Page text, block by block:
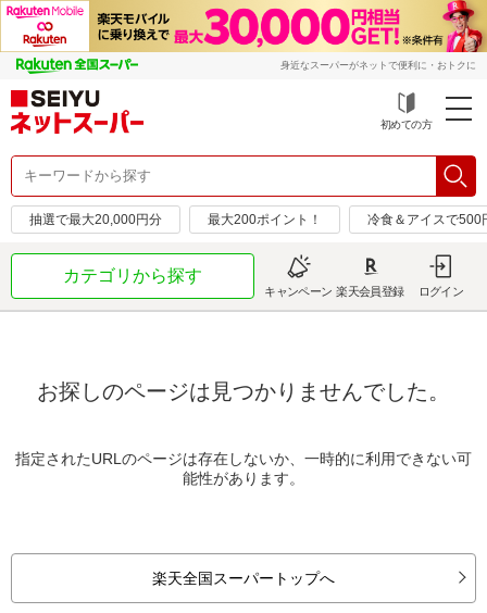
身近なスーパーがネットで便利に・おトクに
初めての方
抽選で最大20,000円分 最大200ポイント！ 冷食＆アイスで500
カテゴリから探す
キャンペーン 楽天会員登録 ログイン
お探しのページは見つかりませんでした。
指定されたURLのページは存在しないか、一時的に利用できない可
能性があります。
楽天全国スーパートップへ